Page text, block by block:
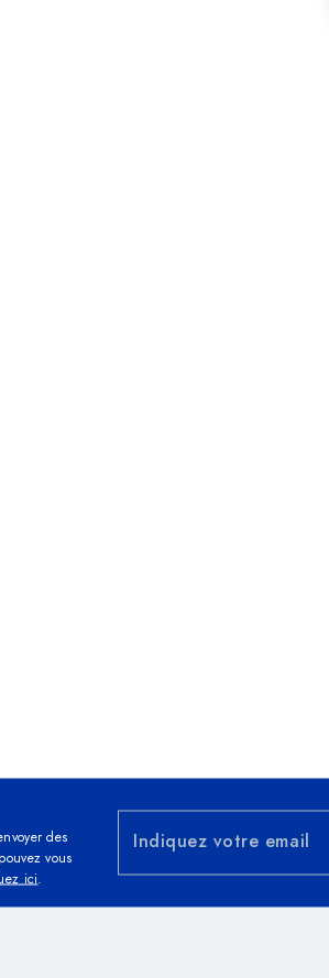
des
vous
ici.
Indiquez votre email